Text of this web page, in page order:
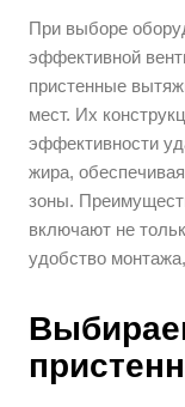
При выборе
эффективной
пристенные
мест. Их
эффективности
жира,
зоны.
включают не
удобство